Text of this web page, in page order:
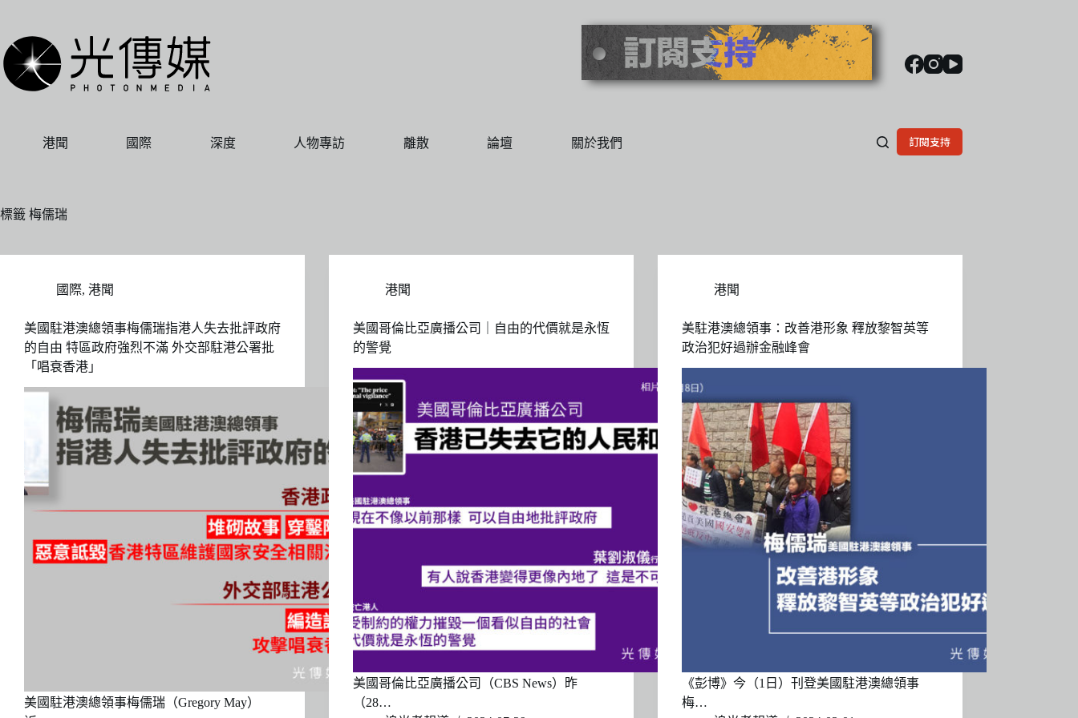
主
要
內
港聞 國際 深度 人物專訪 離散 論壇 關於我們 訂閱支持
標籤 梅儒瑞
國際, 港聞
美國駐港澳總領事梅儒瑞指港人失去批評政府
的自由 特區政府強烈不滿 外交部駐港公署批
「唱衰香港」
美國駐港澳總領事梅儒瑞（Gregory May）
港聞
美國哥倫比亞廣播公司｜自由的代價就是永恆
的警覺
美國哥倫比亞廣播公司（CBS News）昨
（28…
港聞
美駐港澳總領事：改善港形象 釋放黎智英等
政治犯好過辦金融峰會
《彭博》今（1日）刊登美國駐港澳總領事
梅…